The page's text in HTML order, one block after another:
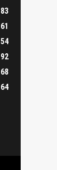
92
68
64